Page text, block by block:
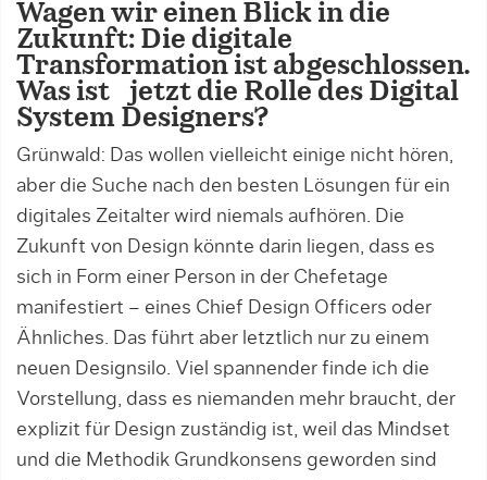
Wagen wir einen Blick in die
Zukunft: Die digitale
Transformation ist abgeschlossen.
Was ist jetzt die Rolle des Digital
System Designers?
Grünwald: Das wollen vielleicht einige nicht hören,
aber die Suche nach den besten Lösungen für ein
digitales Zeitalter wird niemals aufhören. Die
Zukunft von Design könnte darin liegen, dass es
sich in Form einer Person in der Chefetage
manifestiert – eines Chief Design Officers oder
Ähnliches. Das führt aber letztlich nur zu einem
neuen Designsilo. Viel spannender finde ich die
Vorstellung, dass es niemanden mehr braucht, der
explizit für Design zuständig ist, weil das Mindset
und die Methodik Grundkonsens geworden sind